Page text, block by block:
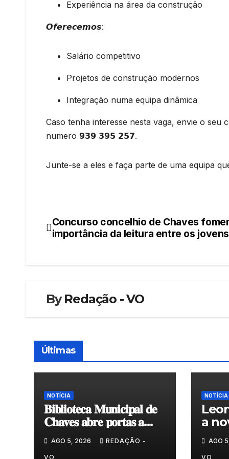
Experiência na área da construção
𝙊𝙛𝙚𝙧𝙚𝙘𝙚𝙢𝙤𝙨:
Salário competitivo
Projetos de construção modernos
Integração numa equipa dinâmica
Caso tenha interesse nesta vaga, envie o
numero 𝟵𝟯𝟵 𝟯𝟵𝟱 𝟮𝟱𝟳.
Junte-se a eles e faça parte de uma equipa
Navegação
Concurso concelhio de Chaves
importância da leitura entre os jovens
ByRedação - VO
Últimas
NOTÍCIA
𝐁𝐢𝐛𝐥𝐢𝐨𝐭𝐞𝐜𝐚 𝐌𝐮𝐧𝐢𝐜𝐢𝐩𝐚𝐥 𝐝𝐞
𝐂𝐡𝐚𝐯𝐞𝐬 𝐚𝐛𝐫𝐞 𝐩𝐨𝐫𝐭𝐚𝐬 𝐚
𝐩𝐢𝐧𝐭𝐮𝐫𝐚 𝐝𝐮𝐫𝐚𝐧𝐭𝐞 𝐨 𝐦𝐞̂𝐬 𝐝𝐞
AGO 5, 2026 REDAÇÃO -
VO
NOTÍCIA
a
AGO
VO